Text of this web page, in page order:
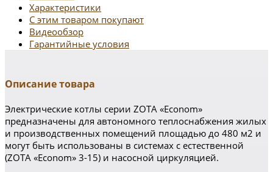
Характеристики
С этим товаром покупают
Видеообзор
Гарантийные условия
Описание товара
Электрические котлы серии ZOTA «Econom»
предназначены для автономного теплоснабжения жилых
и производственных помещений площадью до 480 м2 и
могут быть использованы в системах с естественной
(ZOTA «Econom» 3-15) и насосной циркуляцией.